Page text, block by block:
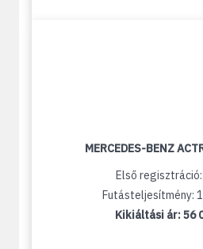
MERCEDES-BENZ
Első
Futásteljesítmény:
Kikiáltási ár:56